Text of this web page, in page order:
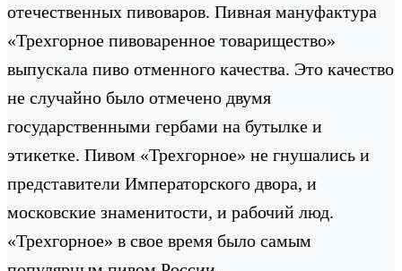
отечественных пивоваров. Пивная мануфактура
«Трехгорное пивоваренное товарищество»
выпускала пиво отменного качества. Это качество
не случайно было отмечено двумя
государственными гербами на бутылке и
этикетке. Пивом «Трехгорное» не гнушались и
представители Императорского двора, и
московские знаменитости, и рабочий люд.
«Трехгорное» в свое время было самым